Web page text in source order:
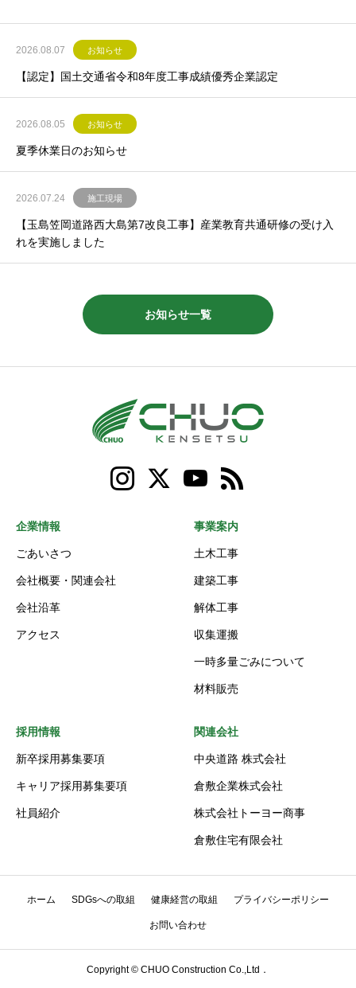
2026.08.07 お知らせ
【認定】国土交通省令和8年度工事成績優秀企業認定
2026.08.05 お知らせ
夏季休業日のお知らせ
2026.07.24 施工現場
【玉島笠岡道路西大島第7改良工事】産業教育共通研修の受け入
れを実施しました
お知らせ一覧
企業情報
ごあいさつ
会社概要・関連会社
会社沿革
アクセス
事業案内
土木工事
建築工事
解体工事
収集運搬
一時多量ごみについて
材料販売
採用情報
新卒採用募集要項
キャリア採用募集要項
社員紹介
関連会社
中央道路 株式会社
倉敷企業株式会社
株式会社トーヨー商事
倉敷住宅有限会社
ホーム SDGsへの取組 健康経営の取組 プライバシーポリシー
お問い合わせ
Copyright © CHUO Construction Co.,Ltd．